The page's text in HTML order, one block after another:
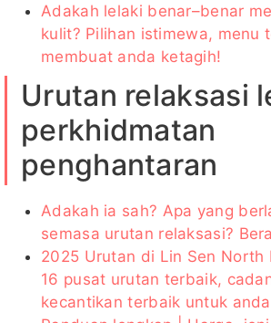
Adakah lelaki benar–benar
kulit? Pilihan istimewa, menu
membuat anda ketagih!
Urutan relaksasi
perkhidmatan
penghantaran
Adakah ia sah? Apa yang
semasa urutan relaksasi?
2025 Urutan di Lin Sen North
16 pusat urutan terbaik,
kecantikan terbaik untuk